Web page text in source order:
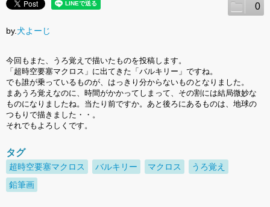
0
by.犬よーじ
今回もまた、うろ覚えで描いたものを投稿します。
「超時空要塞マクロス」に出てきた「バルキリー」ですね。
でも誰が乗っているものが、はっきり分からないものとなりました。
まあうろ覚えなのに、時間がかかってしまって、その割には結局微妙な
ものになりましたね。当たり前ですか。あと後ろにあるものは、地球の
つもりで描きました・・。
それでもよろしくです。
タグ
超時空要塞マクロス バルキリー マクロス
うろ覚え
鉛筆画